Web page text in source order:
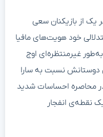
یک از بازیکنان سعی
خود هویت‌های مافیا
غیرمنتظره‌ای اوج
دوستانش نسبت به سارا
در محاصره احساسات شدید
نقطه‌ی انفجار